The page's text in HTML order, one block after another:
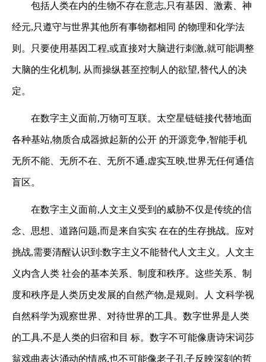
包括人类在内的生物不存在意志,只有基因、激素、神
经元,只遵守与世界其他所有事物都相同 的物理和化学法
则。只要使用基因工程,或直接对大脑进行刺激,就可能调整
大脑的生化机制, 从而操纵甚至控制人的欲望,替代人的决
定。
在数字主义面前,万物可互联。太空星链链接代替地面
各种基站,物质合成器掀起新的公开 的开源竞争,智能手机
无所不能、无所不在、无所不通,虚实互映,世界无任何通信
盲区。
在数字主义面前,人文主义受到的威胁不仅是传统的信
念、思想、道路问题,而是来自实实 在在的生存挑战。应对
挑战,需要清醒认识到:数字主义不能替代人文主义。人文主
义内含人类 社会的基本关系、制度和秩序。这些关系、制
度和秩序是人类历史发展的自然产物,是规则。人 文科学视
自然科学为观察世界、对待世界的工具。数字世界是人类
的工具,不是人类的归宿和目 标。数字不可能像唐诗宋词莎
翁戏曲表达涌动的情感,也不可能像老子孔子反映深刻的哲